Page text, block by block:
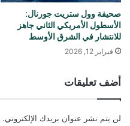
صحيفة وول ستريت جورنال:
الأسطول الأمريكي الثاني جاهز
للانتشار في الشرق الأوسط
فبراير 12, 2026
أضف تعليقات
لن يتم نشر عنوان بريدك الإلكتروني.